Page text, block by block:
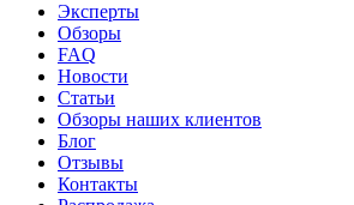
Эксперты
Обзоры
FAQ
Новости
Статьи
Обзоры наших клиентов
Блог
Отзывы
Контакты